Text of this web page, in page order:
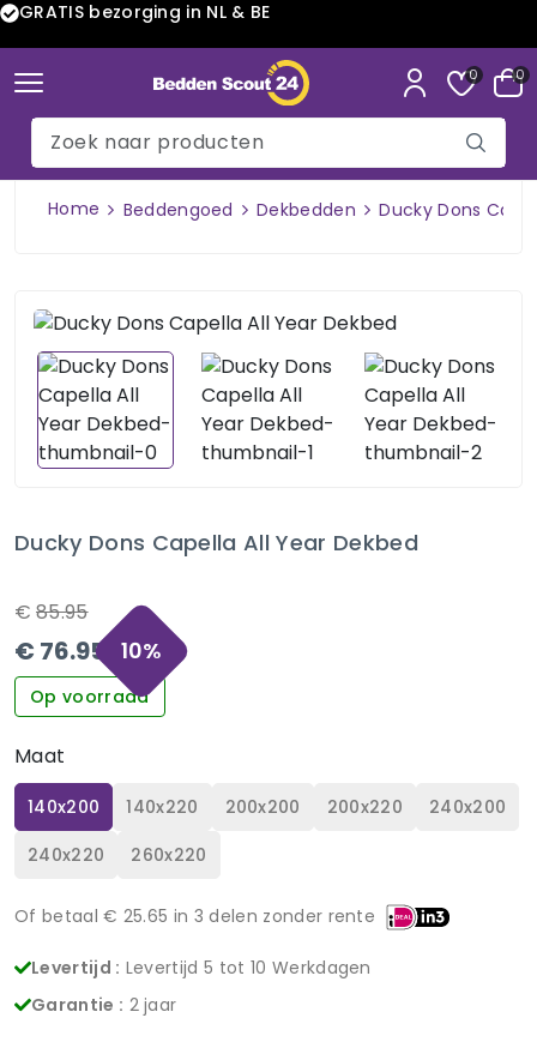
GRATIS bezorging in NL & BE
0 0
Home Beddengoed Dekbedden Ducky Dons
Ducky Dons Capella All Year Dekbed
€ 85.95
€ 76.95 10%
Op voorraad
Maat
140x200 140x220 200x200 200x220
240x200
240x220
260x220
Of betaal € 25.65 in 3 delen zonder rente
Levertijd : Levertijd 5 tot 10 Werkdagen
Garantie : 2 jaar